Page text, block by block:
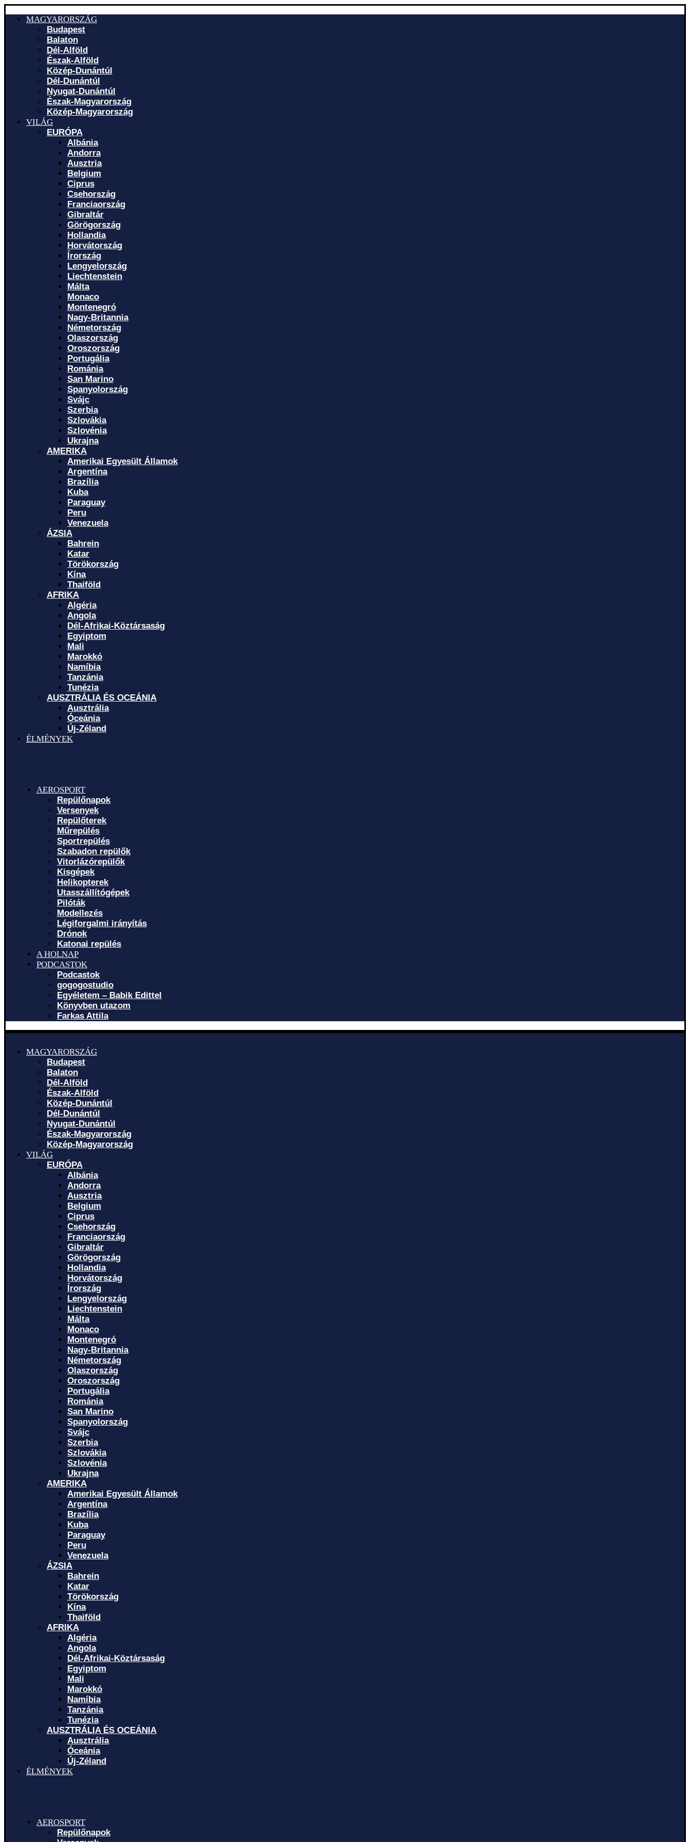
MAGYARORSZÁG
Budapest
Balaton
Dél-Alföld
Észak-Alföld
Közép-Dunántúl
Dél-Dunántúl
Nyugat-Dunántúl
Észak-Magyarország
Közép-Magyarország
VILÁG
EURÓPA
Albánia
Andorra
Ausztria
Belgium
Ciprus
Csehország
Franciaország
Gibraltár
Görögország
Hollandia
Horvátország
Írország
Lengyelország
Liechtenstein
Málta
Monaco
Montenegró
Nagy-Britannia
Németország
Olaszország
Oroszország
Portugália
Románia
San Marino
Spanyolország
Svájc
Szerbia
Szlovákia
Szlovénia
Ukrajna
AMERIKA
Amerikai Egyesült Államok
Argentína
Brazília
Kuba
Paraguay
Peru
Venezuela
ÁZSIA
Bahrein
Katar
Törökország
Kína
Thaiföld
AFRIKA
Algéria
Angola
Dél-Afrikai-Köztársaság
Egyiptom
Mali
Marokkó
Namíbia
Tanzánia
Tunézia
AUSZTRÁLIA ÉS OCEÁNIA
Ausztrália
Óceánia
Új-Zéland
ÉLMÉNYEK
AEROSPORT
Repülőnapok
Versenyek
Repülőterek
Műrepülés
Sportrepülés
Szabadon repülők
Vitorlázórepülők
Kisgépek
Helikopterek
Utasszállítógépek
Pilóták
Modellezés
Légiforgalmi irányítás
Drónok
Katonai repülés
A HOLNAP
PODCASTOK
Podcastok
gogogostudio
Egyéletem – Babik Edittel
Könyvben utazom
Farkas Attila
MAGYARORSZÁG
Budapest
Balaton
Dél-Alföld
Észak-Alföld
Közép-Dunántúl
Dél-Dunántúl
Nyugat-Dunántúl
Észak-Magyarország
Közép-Magyarország
VILÁG
EURÓPA
Albánia
Andorra
Ausztria
Belgium
Ciprus
Csehország
Franciaország
Gibraltár
Görögország
Hollandia
Horvátország
Írország
Lengyelország
Liechtenstein
Málta
Monaco
Montenegró
Nagy-Britannia
Németország
Olaszország
Oroszország
Portugália
Románia
San Marino
Spanyolország
Svájc
Szerbia
Szlovákia
Szlovénia
Ukrajna
AMERIKA
Amerikai Egyesült Államok
Argentína
Brazília
Kuba
Paraguay
Peru
Venezuela
ÁZSIA
Bahrein
Katar
Törökország
Kína
Thaiföld
AFRIKA
Algéria
Angola
Dél-Afrikai-Köztársaság
Egyiptom
Mali
Marokkó
Namíbia
Tanzánia
Tunézia
AUSZTRÁLIA ÉS OCEÁNIA
Ausztrália
Óceánia
Új-Zéland
ÉLMÉNYEK
AEROSPORT
Repülőnapok